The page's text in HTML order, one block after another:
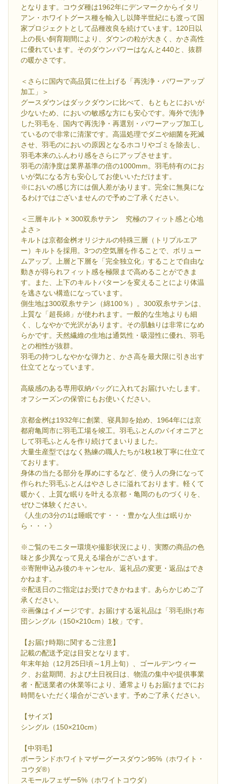
となります。コウダ種は1962年にデンマークからイタリ
アン・ホワイトグース種を輸入し以降半世紀にも渡って国
家プロジェクトとして品種改良を続けています。120日以
上の長い飼育期間により、ダウンの粒が大きく、かさ高性
に優れています。そのダウンパワーはなんと440と、抜群
の暖かさです。
＜さらに国内で高品質に仕上げる「再洗浄・パワーアップ
加工」＞
グースダウンはダックダウンに比べて、もともとにおいが
少ないため、においの敏感な方にも安心です。海外で洗浄
した羽毛を、国内で再洗浄・再選別・パワーアップ加工し
ているので非常に清潔です。高温処理でダニや細菌を死滅
させ、羽毛のにおいの原因となるホコリやゴミを除去し、
羽毛本来のふんわり感をさらにアップさせます。
羽毛の清浄度は業界基準の倍の1000mm。羽毛特有のにお
いが気になる方も安心してお使いいただけます。
※においの感じ方には個人差があります。完全に無臭にな
るわけではございませんので予めご了承ください。
＜三層キルト × 300双糸サテン 究極のフィット感と心地
よさ＞
キルトは京都金桝オリジナルの特殊三層（トリプルエア
ー）キルトを採用。3つの空気層を作ることで、ボリュー
ムアップ。上層と下層を「完全独立化」することで自由な
動きが得られフィット感を極限まで高めることができま
す。また、上下のキルトパターンを変えることにより体温
を逃さない構造になっています。
側生地は300双糸サテン（綿100％）。300双糸サテンは、
上質な「超長綿」が使われます。一般的な生地よりも細
く、しなやかで光沢があります。その肌触りは非常になめ
らかです。天然繊維の生地は通気性・吸湿性に優れ、羽毛
との相性が抜群。
羽毛の持つしなやかな弾力と、かさ高を最大限に引き出す
仕立てとなっています。
高級感のある専用収納バッグに入れてお届けいたします。
オフシーズンの保管にもお使いください。
京都金桝は1932年に創業、寝具卸を始め、1964年には京
都府亀岡市に羽毛工場を竣工。羽毛ふとんのパイオニアと
して羽毛ふとんを作り続けてまいりました。
大量生産型ではなく熟練の職人たちが1枚1枚丁寧に仕立て
ております。
身体の当たる部分を厚めにするなど、使う人の身になって
作られた羽毛ふとんはやさしさに溢れております。軽くて
暖かく、上質な眠りを叶える京都・亀岡のものづくりを、
ぜひご体験ください。
《人生の3分の1は睡眠です・・・豊かな人生は眠りか
ら・・・》
※ご覧のモニター環境や撮影状況により、実際の商品の色
味と多少異なって見える場合がございます。
※寄附申込み後のキャンセル、返礼品の変更・返品はでき
かねます。
※配送日のご指定はお受けできかねます。あらかじめご了
承ください。
※画像はイメージです。お届けする返礼品は「羽毛掛け布
団シングル（150×210cm）1枚」です。
【お届け時期に関するご注意】
記載の配送予定は目安となります。
年末年始（12月25日頃～1月上旬）、ゴールデンウィー
ク、お盆期間、および土日祝日は、物流の集中や提供事業
者・配送業者の休業等により、通常よりもお届けまでにお
時間をいただく場合がございます。予めご了承ください。
【サイズ】
シングル（150×210cm）
【中羽毛】
ポーランドホワイトマザーグースダウン95%（ホワイト・
コウダ®）
スモールフェザー5%（ホワイトコウダ）